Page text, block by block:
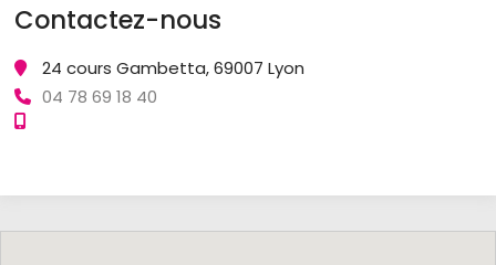
Contactez-nous
24 cours Gambetta, 69007 Lyon
04 78 69 18 40